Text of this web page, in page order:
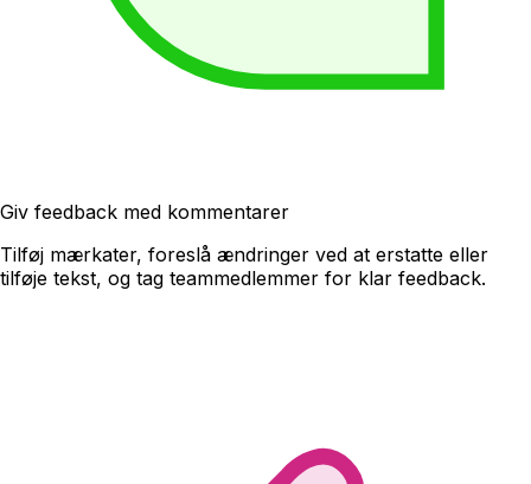
Giv feedback med kommentarer
Tilføj mærkater, foreslå ændringer ved at erstatte eller
tilføje tekst, og tag teammedlemmer for klar feedback.